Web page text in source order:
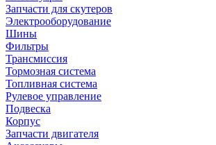
Запчасти для скутеров
Электрооборудование
Шины
Фильтры
Трансмиссия
Тормозная система
Топливная система
Рулевое управление
Подвеска
Корпус
Запчасти двигателя